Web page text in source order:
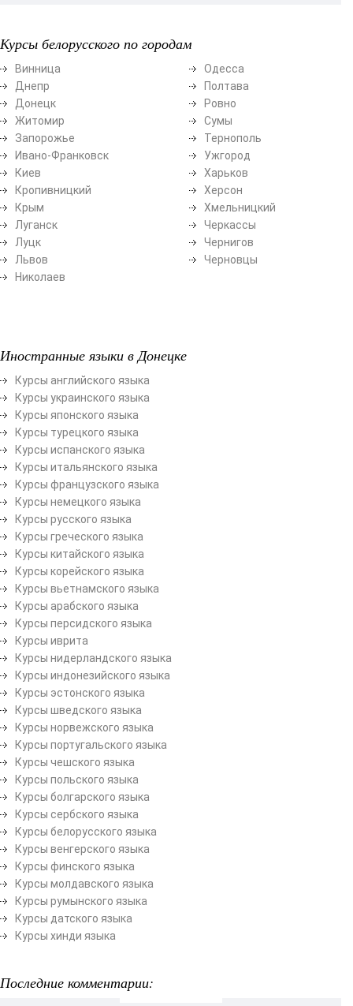
Курсы белорусского по городам
Винница
Днепр
Донецк
Житомир
Запорожье
Ивано-Франковск
Киев
Кропивницкий
Крым
Луганск
Луцк
Львов
Николаев
Одесса
Полтава
Ровно
Сумы
Тернополь
Ужгород
Харьков
Херсон
Хмельницкий
Черкассы
Чернигов
Черновцы
Иностранные языки в Донецке
Курсы английского языка
Курсы украинского языка
Курсы японского языка
Курсы турецкого языка
Курсы испанского языка
Курсы итальянского языка
Курсы французского языка
Курсы немецкого языка
Курсы русского языка
Курсы греческого языка
Курсы китайского языка
Курсы корейского языка
Курсы вьетнамского языка
Курсы арабского языка
Курсы персидского языка
Курсы иврита
Курсы нидерландского языка
Курсы индонезийского языка
Курсы эстонского языка
Курсы шведского языка
Курсы норвежского языка
Курсы португальского языка
Курсы чешского языка
Курсы польского языка
Курсы болгарского языка
Курсы сербского языка
Курсы белорусского языка
Курсы венгерского языка
Курсы финского языка
Курсы молдавского языка
Курсы румынского языка
Курсы датского языка
Курсы хинди языка
Последние комментарии: